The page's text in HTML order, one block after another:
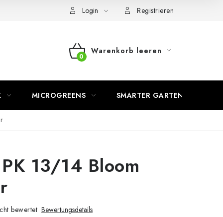
Login Registrieren
WARENKORB
Warenkorb leeren
MICROGREENS SMARTER GARTEN
13/14 Bloom
bewertet Bewertungsdetails